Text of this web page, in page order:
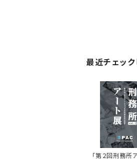
最近チェッ
「第２回刑務所